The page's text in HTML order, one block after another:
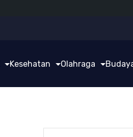
Kesehatan Olahraga